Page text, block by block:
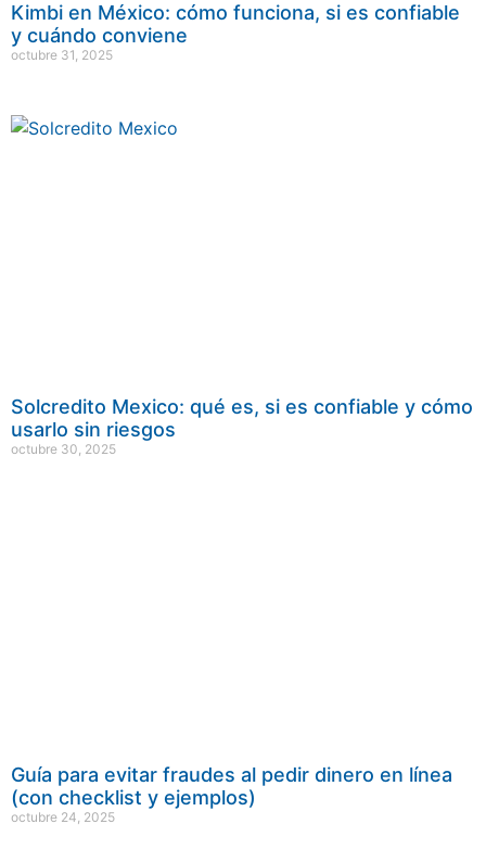
Kimbi en México: cómo funciona, si es confiable
y cuándo conviene
octubre 31, 2025
Solcredito Mexico: qué es, si es confiable y cómo
usarlo sin riesgos
octubre 30, 2025
Guía para evitar fraudes al pedir dinero en línea
(con checklist y ejemplos)
octubre 24, 2025